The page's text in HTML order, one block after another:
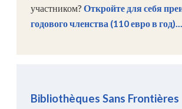
участником? Откройте для себя
годового членства (110 евро в год)...
Bibliothèques Sans Frontières